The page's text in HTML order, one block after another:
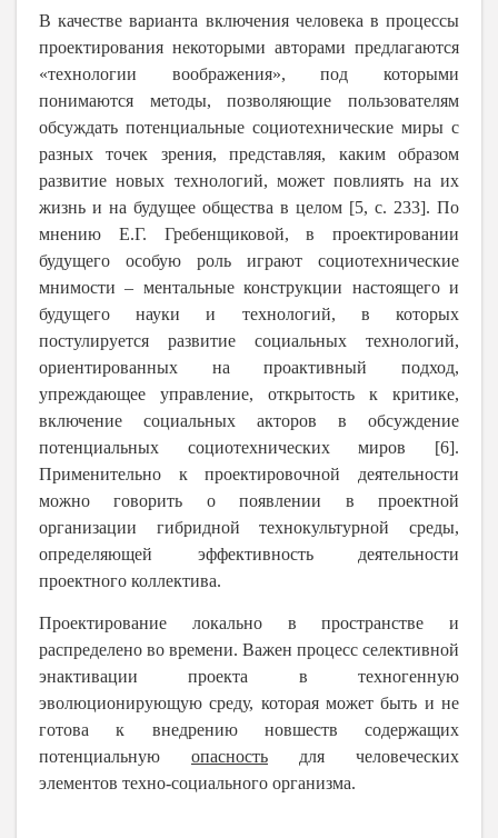
В качестве варианта включения человека в процессы
проектирования некоторыми авторами предлагаются
«технологии воображения», под которыми
понимаются методы, позволяющие пользователям
обсуждать потенциальные социотехнические миры с
разных точек зрения, представляя, каким образом
развитие новых технологий, может повлиять на их
жизнь и на будущее общества в целом [5, c. 233]. По
мнению Е.Г. Гребенщиковой, в проектировании
будущего особую роль играют социотехнические
мнимости – ментальные конструкции настоящего и
будущего науки и технологий, в которых
постулируется развитие социальных технологий,
ориентированных на проактивный подход,
упреждающее управление, открытость к критике,
включение социальных акторов в обсуждение
потенциальных социотехнических миров [6].
Применительно к проектировочной деятельности
можно говорить о появлении в проектной
организации гибридной технокультурной среды,
определяющей эффективность деятельности
проектного коллектива.
Проектирование локально в пространстве и
распределено во времени. Важен процесс селективной
энактивации проекта в техногенную
эволюционирующую среду, которая может быть и не
готова к внедрению новшеств содержащих
потенциальную опасность для человеческих
элементов техно-социального организма.